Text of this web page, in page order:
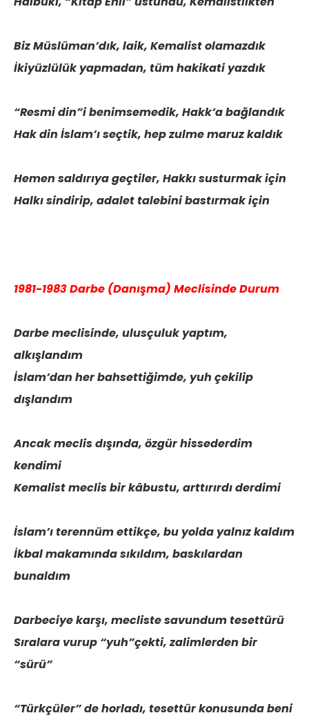
Biz Müslüman’dık, laik, Kemalist olamazdık
İkiyüzlülük yapmadan, tüm hakikati yazdık
“Resmi din”i benimsemedik, Hakk’a bağlandık
Hak din İslam’ı seçtik, hep zulme maruz kaldık
Hemen saldırıya geçtiler, Hakkı susturmak için
Halkı sindirip, adalet talebini bastırmak için
1981-1983 Darbe (Danışma) Meclisinde Durum
Darbe meclisinde, ulusçuluk yaptım,
alkışlandım
İslam’dan her bahsettiğimde, yuh çekilip
dışlandım
Ancak meclis dışında, özgür hissederdim
kendimi
Kemalist meclis bir kâbustu, arttırırdı derdimi
İslam’ı terennüm ettikçe, bu yolda yalnız kaldım
İkbal makamında sıkıldım, baskılardan
bunaldım
Darbeciye karşı, mecliste savundum tesettürü
Sıralara vurup “yuh”çekti, zalimlerden bir
“sürü”
“Türkçüler” de horladı, tesettür konusunda beni